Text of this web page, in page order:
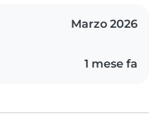
Marzo 2026
1 mese fa